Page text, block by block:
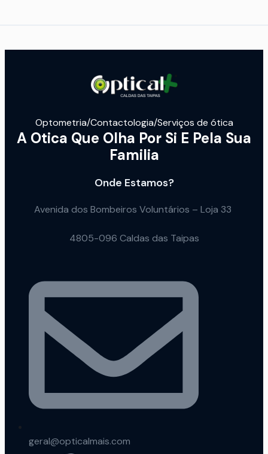
Optometria/Contactologia/Serviços de ótica
A Otica Que Olha Por Si E Pela Sua
Familia
Onde Estamos?
Avenida dos Bombeiros Voluntários – Loja 33
4805-096 Caldas das Taipas
geral@opticalmais.com